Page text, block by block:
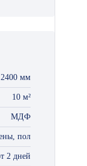
мм
10 м²
МДФ
пол
2 дней